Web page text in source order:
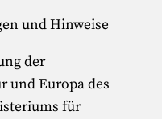
und Hinweise
der
und Europa des
für